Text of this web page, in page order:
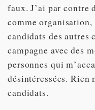
faux. J’ai par contre
comme
candidats des autres
campagne avec des
personnes qui
désintéressées. Rien
candidats.